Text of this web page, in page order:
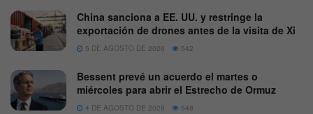
China sanciona a EE. UU. y restringe la
exportación de drones antes de la visita de Xi
5 DE AGOSTO DE 2026 542
Bessent prevé un acuerdo el martes o
miércoles para abrir el Estrecho de Ormuz
4 DE AGOSTO DE 2026 548